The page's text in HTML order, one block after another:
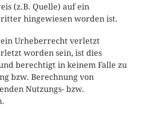
(z.B. Quelle) auf ein
hingewiesen worden ist.
Urheberrecht verletzt
worden sein, ist dies
berechtigt in keinem Falle zu
bzw. Berechnung von
Nutzungs- bzw.